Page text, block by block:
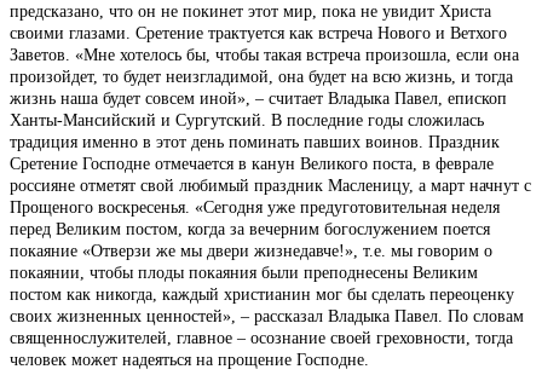
предсказано, что он не покинет этот мир, пока не увидит Христа
своими глазами. Сретение трактуется как встреча Нового и Ветхого
Заветов. «Мне хотелось бы, чтобы такая встреча произошла, если она
произойдет, то будет неизгладимой, она будет на всю жизнь, и тогда
жизнь наша будет совсем иной», – считает Владыка Павел, епископ
Ханты-Мансийский и Сургутский. В последние годы сложилась
традиция именно в этот день поминать павших воинов. Праздник
Сретение Господне отмечается в канун Великого поста, в феврале
россияне отметят свой любимый праздник Масленицу, а март начнут с
Прощеного воскресенья. «Сегодня уже предуготовительная неделя
перед Великим постом, когда за вечерним богослужением поется
покаяние «Отверзи же мы двери жизнедавче!», т.е. мы говорим о
покаянии, чтобы плоды покаяния были преподнесены Великим
постом как никогда, каждый христианин мог бы сделать переоценку
своих жизненных ценностей», – рассказал Владыка Павел. По словам
священнослужителей, главное – осознание своей греховности, тогда
человек может надеяться на прощение Господне.